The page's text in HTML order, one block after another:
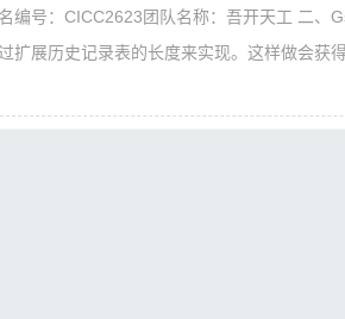
编号：CICC2623团队名称：吾开天工 二、
扩展历史记录表的长度来实现。这样做会获